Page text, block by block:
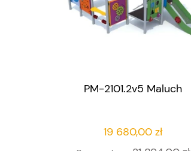
PM-2101.2v5 Maluch
19 680,00 zł